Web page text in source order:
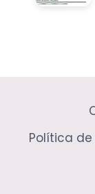
Política